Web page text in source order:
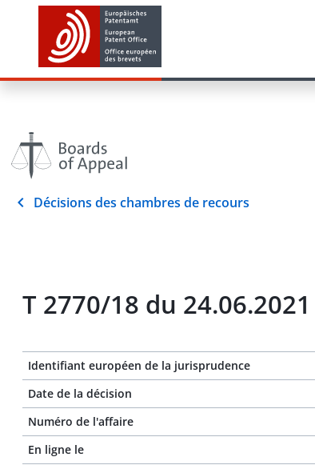
Décisions des chambres de recours
T 2770/18 du 24.06.2021
Identifiant européen de la jurisprudence
Date de la décision
Numéro de l'affaire
En ligne le